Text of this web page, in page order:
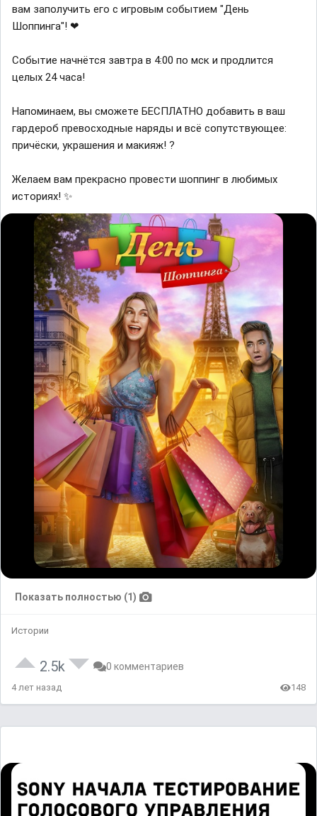
вам заполучить его с игровым событием "День
Шоппинга"! ❤
Событие начнётся завтра в 4:00 по мск и продлится
целых 24 часа!
Напоминаем, вы сможете БЕСПЛАТНО добавить в ваш
гардероб превосходные наряды и всё сопутствующее:
причёски, украшения и макияж! ?
Желаем вам прекрасно провести шоппинг в любимых
историях! ✨
Показать полностью (1)
Истории
2.5k 0 комментариев
4 лет назад 148